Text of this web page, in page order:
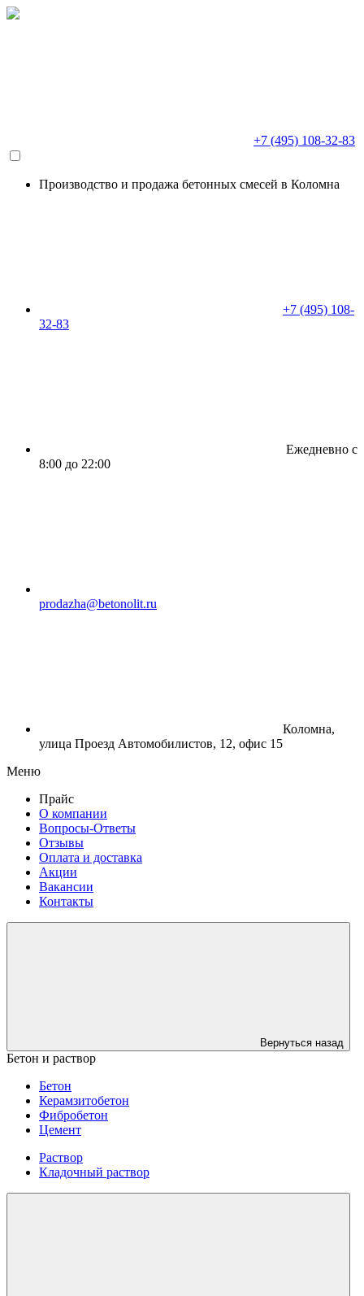
+7 (495) 108-32-83
Производство и продажа бетонных смесей в Коломна
+7 (495) 108-
32-83
Ежедневно с
8:00 до 22:00
prodazha@betonolit.ru
Коломна,
улица Проезд Автомобилистов, 12, офис 15
Меню
Прайс
О компании
Вопросы-Ответы
Отзывы
Оплата и доставка
Акции
Вакансии
Контакты
Вернуться назад
Бетон и раствор
Бетон
Керамзитобетон
Фибробетон
Цемент
Раствор
Кладочный раствор